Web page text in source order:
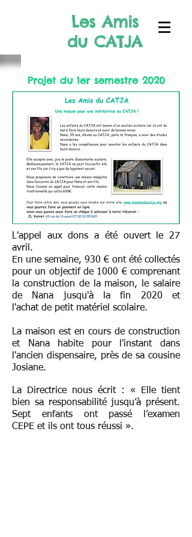
Les Amis
du CATJA
Projet du 1er semestre 2020
L'appel aux dons a été ouvert le 27
avril.
En une semaine, 930 € ont été collectés
pour un objectif de 1000 € comprenant
la construction de la maison, le salaire
de Nana jusqu'à la fin 2020 et
l'achat de petit matériel scolaire.
La maison est en cours de construction
et Nana habite pour l'instant dans
l'ancien dispensaire, près de sa cousine
Josiane.
La Directrice nous écrit : «
Elle tient
bien sa responsabilité jusqu’à présent.
Sept enfants ont passé l’examen
CEPE et ils ont tous réussi ».